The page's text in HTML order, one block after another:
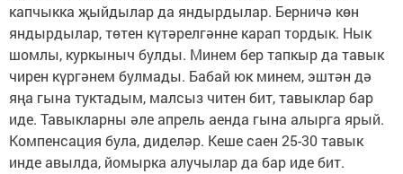
капчыкка җыйдылар да яндырдылар. Берничә көн
яндырдылар, төтен күтәрелгәнне карап тордык. Нык
шомлы, куркыныч булды. Минем бер тапкыр да тавык
чирен күргәнем булмады. Бабай юк минем, эштән дә
яңа гына туктадым, малсыз читен бит, тавыклар бар
иде. Тавыкларны әле апрель аенда гына алырга ярый.
Компенсация була, диделәр. Кеше саен 25-30 тавык
инде авылда, йомырка алучылар да бар иде бит.